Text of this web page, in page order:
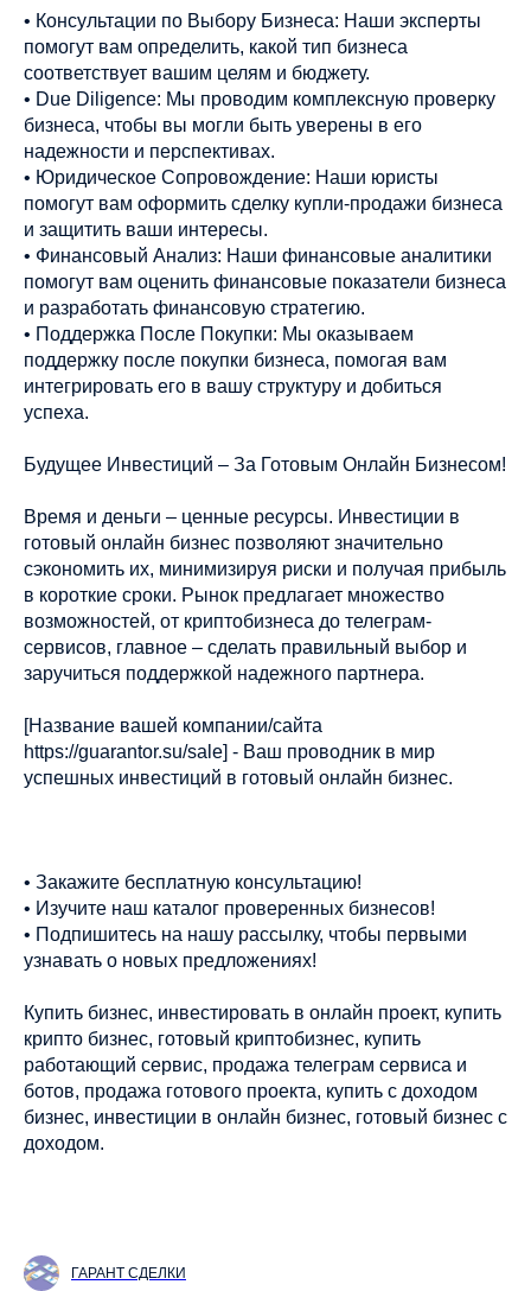
• Консультации по Выбору Бизнеса: Наши эксперты
помогут вам определить, какой тип бизнеса
соответствует вашим целям и бюджету.
• Due Diligence: Мы проводим комплексную проверку
бизнеса, чтобы вы могли быть уверены в его
надежности и перспективах.
• Юридическое Сопровождение: Наши юристы
помогут вам оформить сделку купли-продажи бизнеса
и защитить ваши интересы.
• Финансовый Анализ: Наши финансовые аналитики
помогут вам оценить финансовые показатели бизнеса
и разработать финансовую стратегию.
• Поддержка После Покупки: Мы оказываем
поддержку после покупки бизнеса, помогая вам
интегрировать его в вашу структуру и добиться
успеха.
Будущее Инвестиций – За Готовым Онлайн Бизнесом!
Время и деньги – ценные ресурсы. Инвестиции в
готовый онлайн бизнес позволяют значительно
сэкономить их, минимизируя риски и получая прибыль
в короткие сроки. Рынок предлагает множество
возможностей, от криптобизнеса до телеграм-
сервисов, главное – сделать правильный выбор и
заручиться поддержкой надежного партнера.
[Название вашей компании/сайта
https://guarantor.su/sale] - Ваш проводник в мир
успешных инвестиций в готовый онлайн бизнес.
• Закажите бесплатную консультацию!
• Изучите наш каталог проверенных бизнесов!
• Подпишитесь на нашу рассылку, чтобы первыми
узнавать о новых предложениях!
Купить бизнес, инвестировать в онлайн проект, купить
крипто бизнес, готовый криптобизнес, купить
работающий сервис, продажа телеграм сервиса и
ботов, продажа готового проекта, купить с доходом
бизнес, инвестиции в онлайн бизнес, готовый бизнес с
доходом.
ГАРАНТ СДЕЛКИ